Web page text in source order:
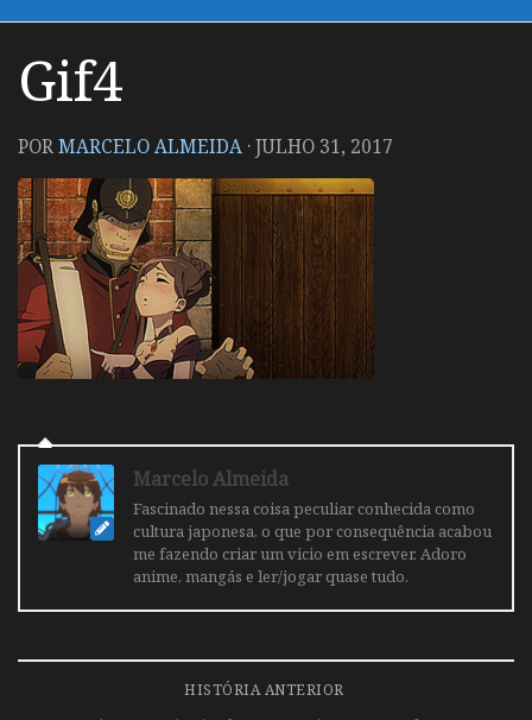
Gif4
PORMARCELO ALMEIDA ·JULHO 31, 2017
Marcelo Almeida
Fascinado nessa coisa peculiar conhecida como
cultura japonesa, o que por consequência acabou
me fazendo criar um vicio em escrever. Adoro
anime, mangás e ler/jogar quase tudo.
HISTÓRIA ANTERIOR